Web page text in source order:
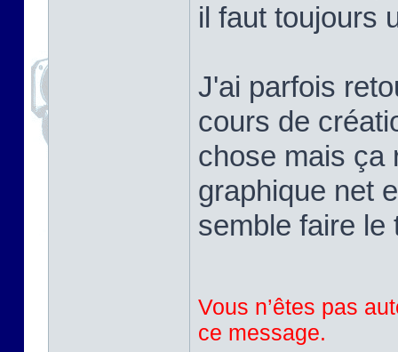
il faut toujours
J'ai parfois
cours de
chose mais ça
graphique net
semble faire le
Vous n’êtes pas
ce message.